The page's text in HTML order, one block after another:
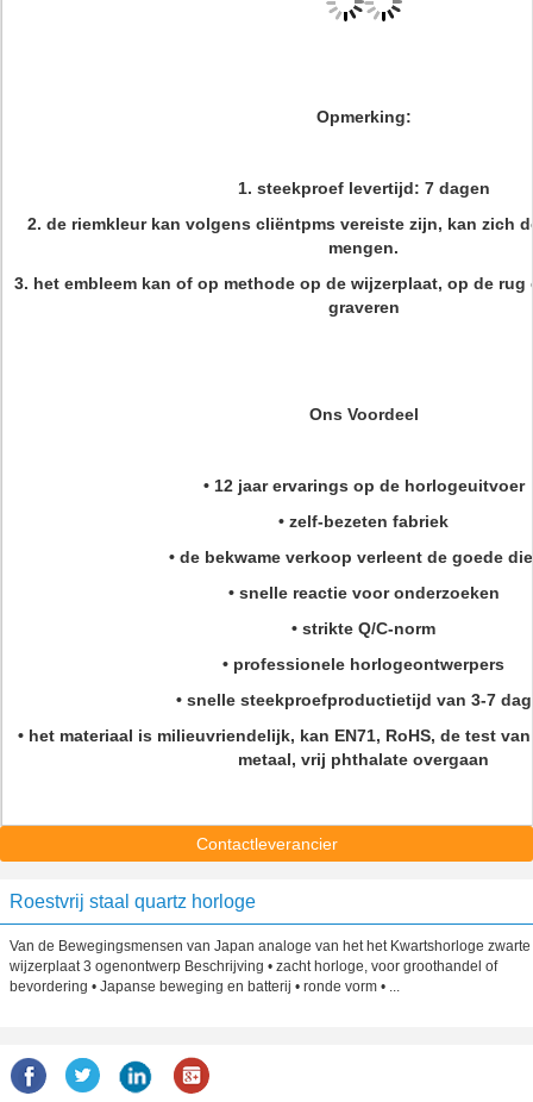
Opmerking:
1. steekproef levertijd: 7 dagen
2. de riemkleur kan volgens cliëntpms vereiste zijn, kan zich
mengen.
3. het embleem kan of op methode op de wijzerplaat, op de
graveren
Ons Voordeel
• 12 jaar ervarings op de horlogeuitvoer
• zelf-bezeten fabriek
• de bekwame verkoop verleent de goede
• snelle reactie voor onderzoeken
• strikte Q/C-norm
• professionele horlogeontwerpers
• snelle steekproefproductietijd van 3-7
• het materiaal is milieuvriendelijk, kan EN71, RoHS, de test
metaal, vrij phthalate overgaan
Contactleverancier
Roestvrij staal quartz horloge
Van de Bewegingsmensen van Japan analoge van het het Kwartshorloge zwarte
wijzerplaat 3 ogenontwerp Beschrijving • zacht horloge, voor groothandel of
bevordering • Japanse beweging en batterij • ronde vorm • ...